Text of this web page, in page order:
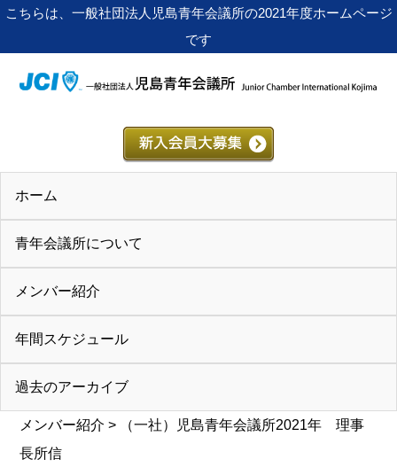
こちらは、一般社団法人児島青年会議所の2021年度ホームページ
です
ホーム
青年会議所について
メンバー紹介
年間スケジュール
過去のアーカイブ
メンバー紹介 > （一社）児島青年会議所2021年 理事
長所信